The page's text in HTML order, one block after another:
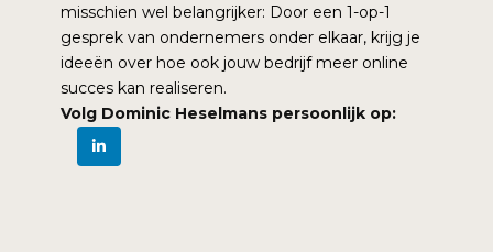
misschien wel belangrijker: Door een 1-op-1
gesprek van ondernemers onder elkaar, krijg je
ideeën over hoe ook jouw bedrijf meer online
succes kan realiseren.
Volg Dominic Heselmans persoonlijk op: